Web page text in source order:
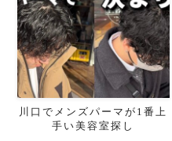
川口でメンズパーマが1番上
手い美容室探し